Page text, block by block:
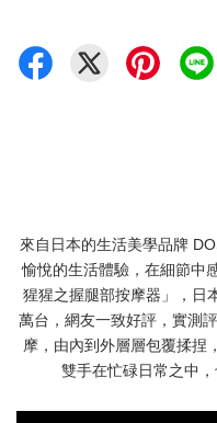
來自日本的生活美學品牌
愉悅的生活體驗，在細節中
猩猩之握腿部按摩器」，日
萬台，網友一致好評，實測
摩，由內到外層層包覆揉捏
雙手在忙碌日常之中